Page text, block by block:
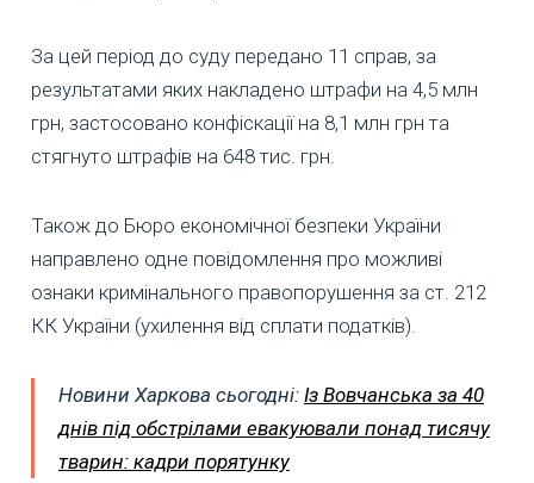
За цей період до суду передано 11 справ, за
результатами яких накладено штрафи на 4,5 млн
грн, застосовано конфіскації на 8,1 млн грн та
стягнуто штрафів на 648 тис. грн.
Також до Бюро економічної безпеки України
направлено одне повідомлення про можливі
ознаки кримінального правопорушення за ст. 212
КК України (ухилення від сплати податків).
Новини Харкова сьогодні: Із Вовчанська за 40
днів під обстрілами евакуювали понад тисячу
тварин: кадри порятунку